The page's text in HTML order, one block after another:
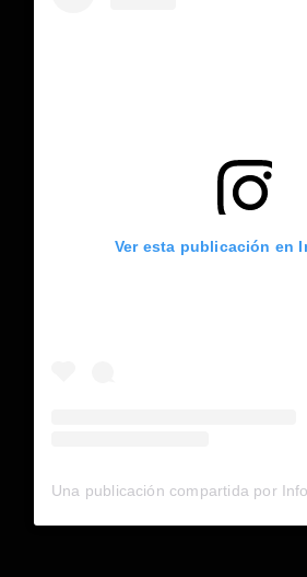
Ver esta publicación en